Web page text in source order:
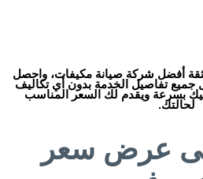
أفضل شركة صيانة مكيفات، واحصل
تفاصيل الخدمة بدون أي تكاليف
بسرعة ويقدم لك السعر المناسب
لحالتك.
عرض سعر